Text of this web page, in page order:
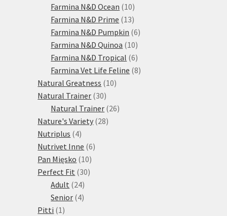
Farmina N&D Ocean 1010
produktů
Farmina N&D Prime 1313
produktů
Farmina N&D Pumpkin 66
Farmina N&D Quinoa 1010
produktů
Farmina N&D Tropical 66
produktů
Farmina Vet Life Feline 88
Natural Greatness 1010
Natural Trainer 3030
produktů
Natural Trainer 2626
Nature's Variety 2828
Nutriplus 44
produkty
Nutrivet Inne 66
Pan Mięsko 1010
produktů
Perfect Fit 3030
Adult 2424
produktů
Senior 44
Pitti 1 1